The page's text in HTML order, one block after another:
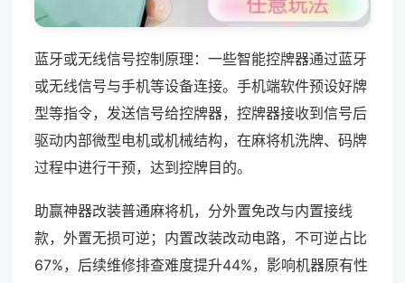
蓝牙或无线信号控制原理：一些智能控牌器通过蓝牙
或无线信号与手机等设备连接。手机端软件预设好牌
型等指令，发送信号给控牌器，控牌器接收到信号后
驱动内部微型电机或机械结构，在麻将机洗牌、码牌
过程中进行干预，达到控牌目的。
助赢神器改装普通麻将机，分外置免改与内置接线
款，外置无损可逆；内置改装改动电路，不可逆占比
67%，后续维修排查难度提升44%，影响机器原有性